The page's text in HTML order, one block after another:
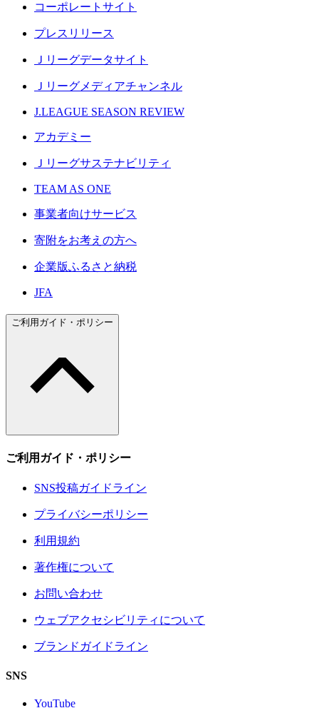
コーポレートサイト
プレスリリース
Ｊリーグデータサイト
Ｊリーグメディアチャンネル
J.LEAGUE SEASON REVIEW
アカデミー
Ｊリーグサステナビリティ
TEAM AS ONE
事業者向けサービス
寄附をお考えの方へ
企業版ふるさと納税
JFA
ご利用ガイド・ポリシー
ご利用ガイド・ポリシー
SNS投稿ガイドライン
プライバシーポリシー
利用規約
著作権について
お問い合わせ
ウェブアクセシビリティについて
ブランドガイドライン
SNS
YouTube